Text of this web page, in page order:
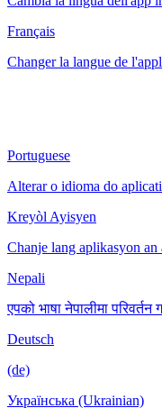
Français
Changer la langue de
Portuguese
Alterar o idioma do
Kreyòl Ayisyen
Chanje lang aplikasyon
Nepali
एपको भाषा नेपालीमा परिवर्तन
Deutsch
(de)
Українська (Ukrainian)